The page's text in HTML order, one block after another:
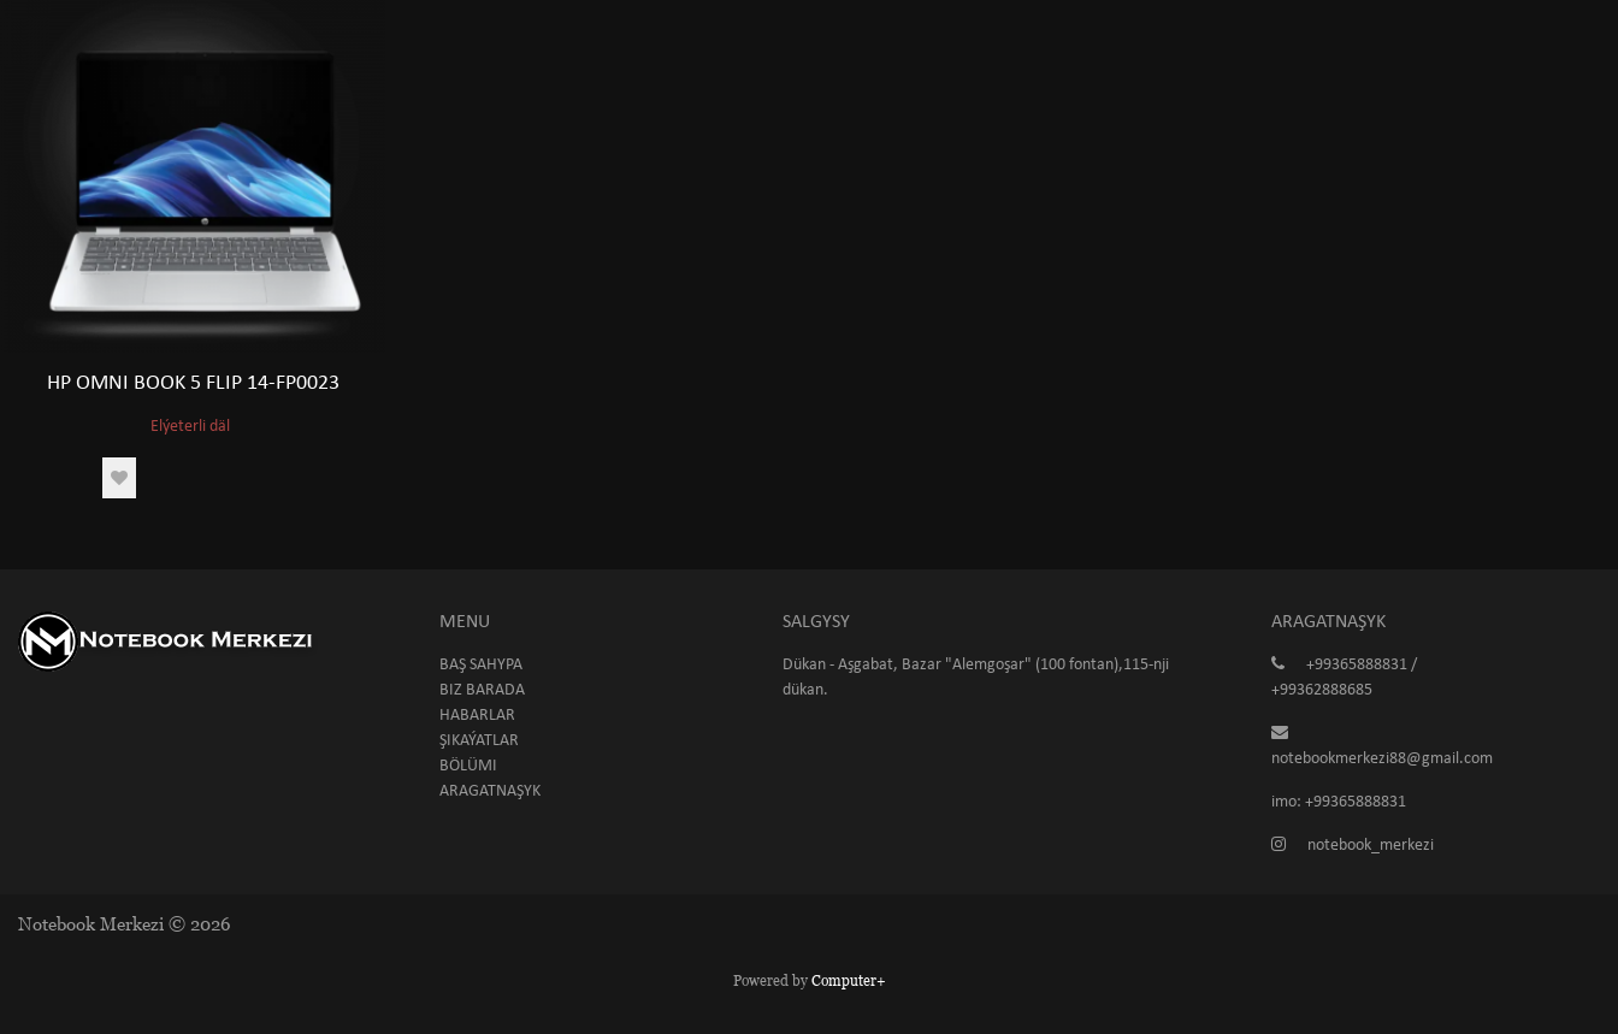
HP OMNI BOOK 5 FLIP 14-FP0023
Elýeterli däl
MENU
BAŞ SAHYPA
BIZ BARADA
HABARLAR
ŞIKAÝATLAR
BÖLÜMI
ARAGATNAŞYK
SALGYSY
Dükan - Aşgabat, Bazar "Alemgoşar" (100 fontan),115-nji
dükan.
ARAGATNAŞYK
+99365888831 /
+99362888685
notebookmerkezi88@gmail.com
imo: +99365888831
notebook_merkezi
Notebook Merkezi © 2026
Powered by Computer+